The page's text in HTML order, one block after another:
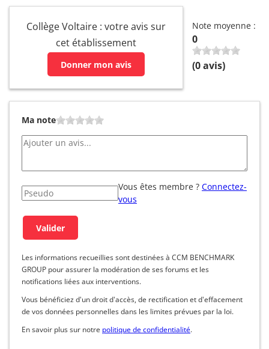
Collège Voltaire : votre avis sur
cet établissement
Donner mon avis
Note moyenne :
0
(0avis)
Ma note
Vous êtes membre ? Connectez-
vous
Les informations recueillies sont destinées à CCM BENCHMARK
GROUP pour assurer la modération de ses forums et les
notifications liées aux interventions.
Vous bénéficiez d'un droit d'accès, de rectification et d'effacement
de vos données personnelles dans les limites prévues par la loi.
En savoir plus sur notre politique de confidentialité.